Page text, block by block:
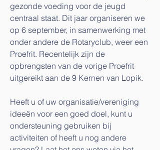
gezonde voeding voor de jeugd
centraal staat. Dit jaar organiseren we
op 6 september, in samenwerking met
onder andere de Rotaryclub, weer een
Proefrit. Recentelijk zijn de
opbrengsten van de vorige Proefrit
uitgereikt aan de 9 Kernen van Lopik.
Heeft u of uw organisatie/vereniging
ideeën voor een goed doel, kunt u
ondersteuning gebruiken bij
activiteiten of heeft u nog andere